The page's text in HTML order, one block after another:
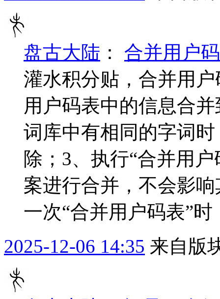
盘古大陆 ： 合并用户
灌水积分贴，合并用
用户码表中的信息合
词库中有相同的字词
除；3、执行“合并用
案进行合并，不会影
一次“合并用户码表”
2025-12-06 14:35 来自版